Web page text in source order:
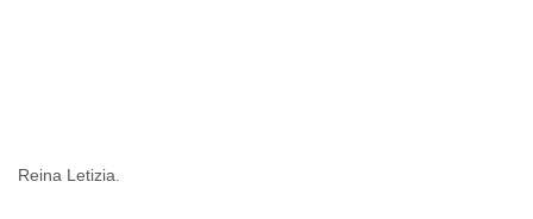
Reina Letizia.